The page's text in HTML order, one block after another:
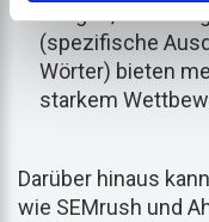
bringen, sind
(spezifische
Wörter) bieten
starkem
Darüber hinaus
wie SEMrush und